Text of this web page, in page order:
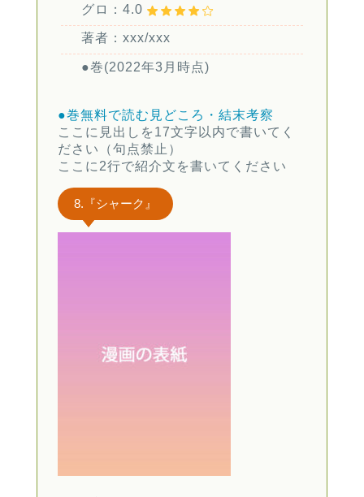
グロ：4.0
著者：xxx/xxx
●巻(2022年3月時点)
●巻無料で読む 見どころ・結末考察
ここに見出しを17文字以内で書いてく
ださい（句点禁止）
ここに2行で紹介文を書いてください
8.『シャーク』